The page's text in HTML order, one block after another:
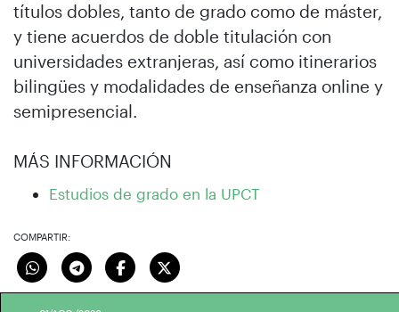
títulos dobles, tanto de grado como de máster,
y tiene acuerdos de doble titulación con
universidades extranjeras, así como itinerarios
bilingües y modalidades de enseñanza online y
semipresencial.
MÁS INFORMACIÓN
Estudios de grado en la UPCT
COMPARTIR: